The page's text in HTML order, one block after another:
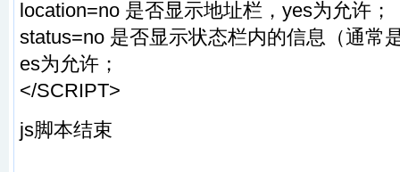
location=no 是否显示地址栏，yes为允许；
status=no 是否显示状态栏内的信息（通常
es为允许；
</SCRIPT>
js脚本结束